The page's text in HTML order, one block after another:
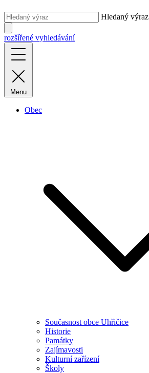
Hledaný výraz
rozšířené vyhledávání
Menu
Obec
Současnost obce Uhřičice
Historie
Památky
Zajímavosti
Kulturní zařízení
Školy